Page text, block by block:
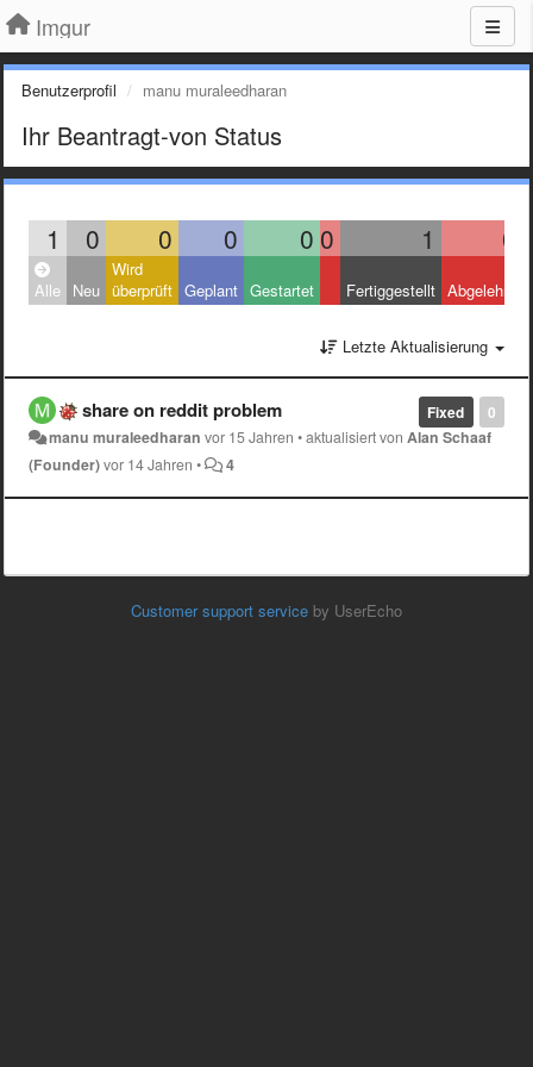
Imgur
Benutzerprofil manu muraleedharan
Ihr Beantragt-von Status
1 0 0 0 0 0 1 0
Alle Neu
Wird
überprüft Geplant Gestartet Fertiggestellt Abgelehnt
Letzte Aktualisierung
0
Fixed
share on reddit problem
manu muraleedharan vor 15 Jahren •aktualisiert vonAlan Schaaf
(Founder)vor 14 Jahren • 4
Customer support service by UserEcho